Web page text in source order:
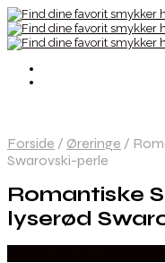
Forside / Øreringe /
Swarovski-perle
Romantiske
lyserød